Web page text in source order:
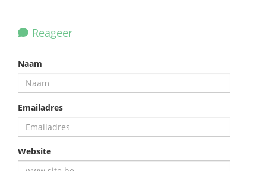
Reageer
Naam
Emailadres
Website